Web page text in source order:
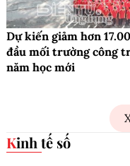
Dự kiến giảm hơn
đầu mối trường công
năm học mới
Kinh tế số